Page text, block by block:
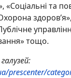
«Соціальні та
тощо.
prescenter/